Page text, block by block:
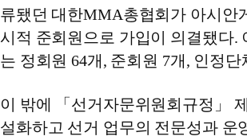
류됐던 대한MMA총협회가 아시안
시적 준회원으로 가입이 의결됐다.
는 정회원 64개, 준회원 7개, 인정
이 밖에 「선거자문위원회규정」
설화하고 선거 업무의 전문성과 운